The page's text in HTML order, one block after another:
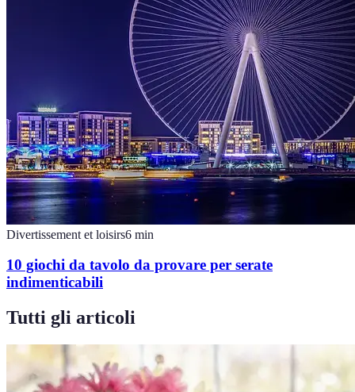
Divertissement et loisirs6 min
10 giochi da tavolo da provare per serate
indimenticabili
Tutti gli articoli